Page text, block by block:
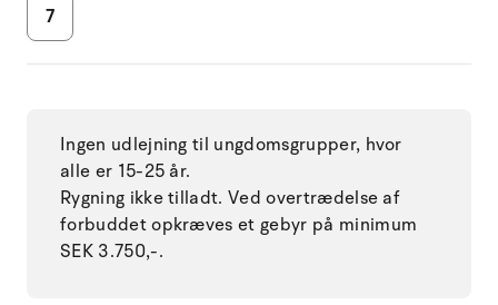
7
Ingen udlejning til ungdomsgrupper, hvor
alle er 15-25 år.
Rygning ikke tilladt. Ved overtrædelse af
forbuddet opkræves et gebyr på minimum
SEK 3.750,-.